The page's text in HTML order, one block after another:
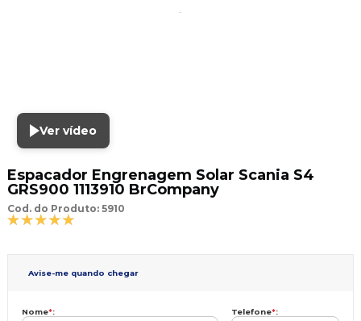
Ver vídeo
Espacador Engrenagem Solar Scania S4
GRS900 1113910 BrCompany
Cod. do Produto: 5910
Avise-me quando chegar
Nome*: Telefone*: